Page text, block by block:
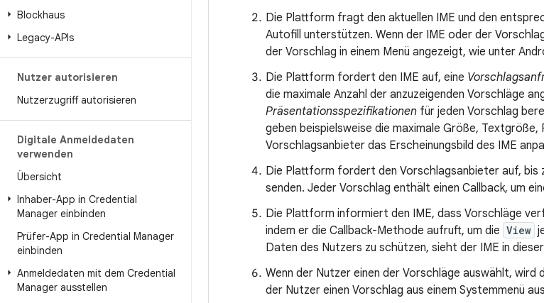
Blockhaus
Legacy-APIs
Nutzer autorisieren
Nutzerzugriff autorisieren
Digitale Anmeldedaten
verwenden
Übersicht
Inhaber-App in Credential
Manager einbinden
Prüfer-App in Credential Manager
einbinden
Anmeldedaten mit dem Credential
Manager ausstellen
Die Plattform fragt den aktuellen IME und den
Autofill unterstützen. Wenn der IME oder der
der Vorschlag in einem Menü angezeigt, wie unter
Die Plattform fordert den IME auf, eine
die maximale Anzahl der anzuzeigenden Vorschläge
Präsentationsspezifikationen für jeden Vorschlag
geben beispielsweise die maximale Größe,
Vorschlagsanbieter das Erscheinungsbild des IME
Die Plattform fordert den Vorschlagsanbieter auf, bis
senden. Jeder Vorschlag enthält einen Callback, um
Die Plattform informiert den IME, dass Vorschläge
indem er die Callback-Methode aufruft, um die View
Daten des Nutzers zu schützen, sieht der IME in
Wenn der Nutzer einen der Vorschläge auswählt,
der Nutzer einen Vorschlag aus einem Systemmenü